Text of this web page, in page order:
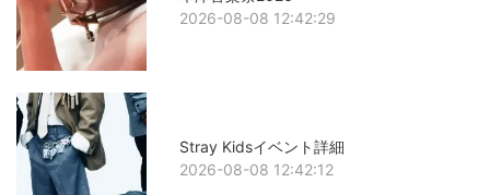
2026-08-08 12:42:29
Stray Kidsイベント詳細
2026-08-08 12:42:12